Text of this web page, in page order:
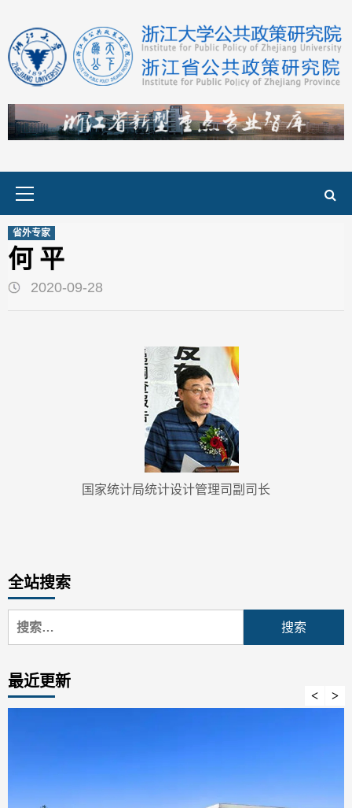
content
省外专家
何 平
2020-09-28
国家统计局统计设计管理司副司长
全站搜索
搜
索：
最近更新